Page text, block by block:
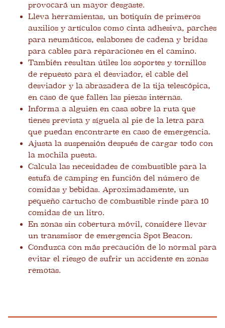
provocará un mayor desgaste.
Lleva herramientas, un botiquín de primeros
auxilios y artículos como cinta adhesiva, parches
para neumáticos, eslabones de cadena y bridas
para cables para reparaciones en el camino.
También resultan útiles los soportes y tornillos
de repuesto para el desviador, el cable del
desviador y la abrazadera de la tija telescópica,
en caso de que fallen las piezas internas.
Informa a alguien en casa sobre la ruta que
tienes prevista y síguela al pie de la letra para
que puedan encontrarte en caso de emergencia.
Ajusta la suspensión después de cargar todo con
la mochila puesta.
Calcula las necesidades de combustible para la
estufa de camping en función del número de
comidas y bebidas. Aproximadamente, un
pequeño cartucho de combustible rinde para 10
comidas de un litro.
En zonas sin cobertura móvil, considere llevar
un transmisor de emergencia Spot Beacon.
Conduzca con más precaución de lo normal para
evitar el riesgo de sufrir un accidente en zonas
remotas.